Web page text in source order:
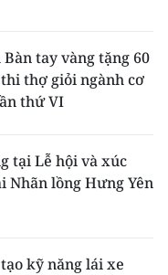
tay vàng tặng 60
thợ giỏi ngành cơ
thứ VI
tại Lễ hội và xúc
Nhãn lồng Hưng Yên
kỹ năng lái xe